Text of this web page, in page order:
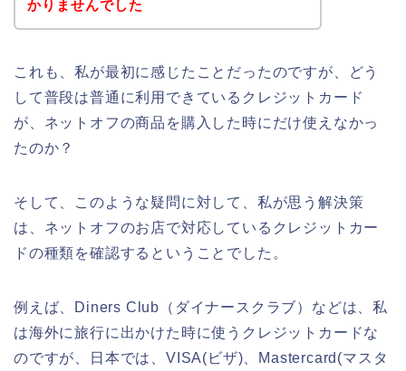
かりませんでした
これも、私が最初に感じたことだったのですが、どう
して普段は普通に利用できているクレジットカード
が、ネットオフの商品を購入した時にだけ使えなかっ
たのか？
そして、このような疑問に対して、私が思う解決策
は、ネットオフのお店で対応しているクレジットカー
ドの種類を確認するということでした。
例えば、Diners Club（ダイナースクラブ）などは、私
は海外に旅行に出かけた時に使うクレジットカードな
のですが、日本では、VISA(ビザ)、Mastercard(マスタ